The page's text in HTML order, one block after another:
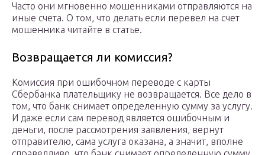
Часто они мгновенно мошенниками отправляются на
иные счета. О том, что делать если перевел на счет
мошенника читайте в статье.
Возвращается ли комиссия?
Комиссия при ошибочном переводе с карты
Сбербанка плательщику не возвращается. Все дело в
том, что банк снимает определенную сумму за услугу.
И даже если сам перевод является ошибочным и
деньги, после рассмотрения заявления, вернут
отправителю, сама услуга оказана, а значит, вполне